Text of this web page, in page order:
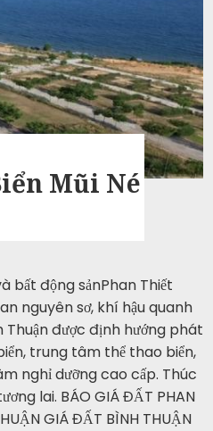
Mũi Né
bất động sảnPhan Thiết
nguyên sơ, khí hậu quanh
Thuận được định hướng phát
trung tâm thể thao biển,
nghỉ dưỡng cao cấp. Thúc
lai. BÁO GIÁ ĐẤT PHAN
GIÁ ĐẤT BÌNH THUẬN